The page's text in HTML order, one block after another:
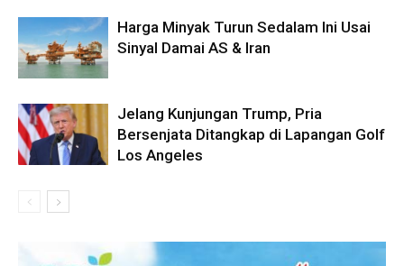
Harga Minyak Turun Sedalam Ini Usai
Sinyal Damai AS & Iran
Jelang Kunjungan Trump, Pria
Bersenjata Ditangkap di Lapangan Golf
Los Angeles